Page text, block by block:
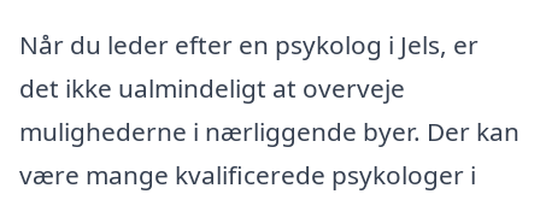
Når du leder efter en psykolog i Jels, er
det ikke ualmindeligt at overveje
mulighederne i nærliggende byer. Der kan
være mange kvalificerede psykologer i